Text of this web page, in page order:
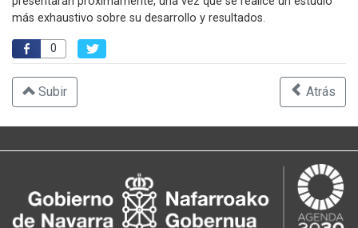
más exhaustivo sobre su desarrollo y resultados.
0
Atrás
Subir